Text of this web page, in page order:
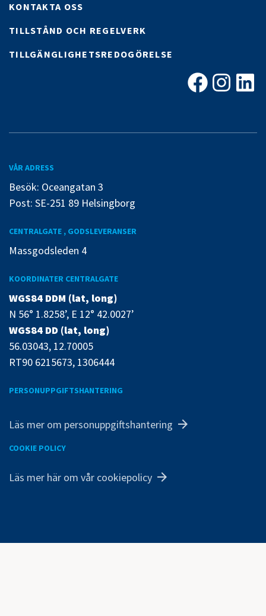
KONTAKTA OSS
TILLSTÅND OCH REGELVERK
TILLGÄNGLIGHETSREDOGÖRELSE
Facebook
VÅR ADRESS
Besök: Oceangatan 3
Post: SE-251 89 Helsingborg
CENTRALGATE , GODSLEVERANSER
Massgodsleden 4
KOORDINATER CENTRALGATE
WGS84 DDM (lat, long)
N 56° 1.8258’, E 12° 42.0027’
WGS84 DD (lat, long)
56.03043, 12.70005
RT90 6215673, 1306444
PERSONUPPGIFTSHANTERING
Läs mer om personuppgiftshantering
COOKIE POLICY
Läs mer här om vår cookiepolicy